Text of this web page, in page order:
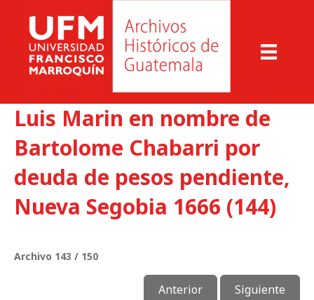
Luis Marin en nombre de
Bartolome Chabarri por
deuda de pesos pendiente,
Nueva Segobia 1666 (144)
Archivo 143 / 150
Anterior Siguiente